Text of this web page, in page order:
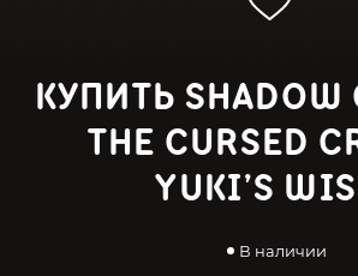
КУПИТЬ SHADOW
THE CURSED
YUKI’S
В наличии